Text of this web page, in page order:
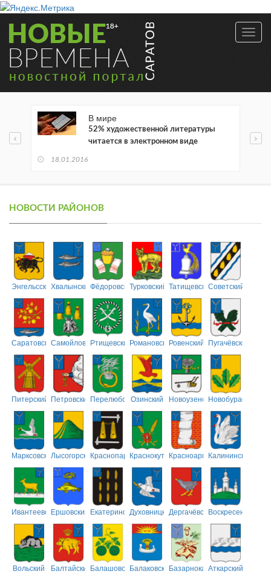
В мире
52% художественной литературы
читается в электронном виде
18.01.2016
НОВОСТИ РАЙОНОВ
ЭнгельсскийХвалынскийФёдоровскийТурковский ТатищевскийСоветский
СаратовскийСамойловскийРтищевскийРомановскийРовенский Пугачёвский
Питерский ПетровскийПерелюбскийОзинский НовоузенскийНовобурасский
МарксовскийЛысогорскийКраснопартизанский
КраснокутскийКрасноармейский
Калининский
ИвантеевскийЕршовский ЕкатериновскийДуховницкийДергачёвскийВоскресенский
Вольский БалтайскийБалашовскийБалаковскийБазарнокарабулакский
Аткарский